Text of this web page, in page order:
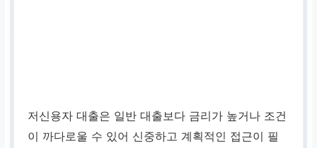
저신용자 대출은 일반 대출보다 금리가 높거나 조건
이 까다로울 수 있어 신중하고 계획적인 접근이 필